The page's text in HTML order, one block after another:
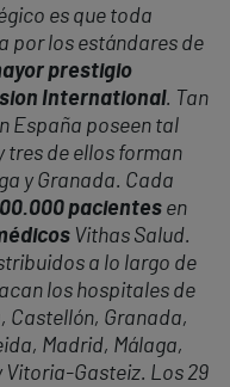
es que toda
por los estándares de
prestigio
International. Tan
España poseen tal
de ellos forman
y Granada. Cada
pacientes en
Vithas Salud.
a lo largo de
los hospitales de
Castellón, Granada,
Madrid, Málaga,
Vitoria-Gasteiz. Los 29